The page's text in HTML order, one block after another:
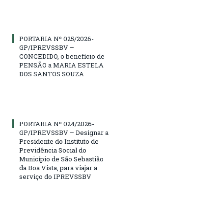
PORTARIA Nº 025/2026-
GP/IPREVSSBV –
CONCEDIDO, o benefício de
PENSÃO a MARIA ESTELA
DOS SANTOS SOUZA
PORTARIA Nº 024/2026-
GP/IPREVSSBV – Designar a
Presidente do Instituto de
Previdência Social do
Município de São Sebastião
da Boa Vista, para viajar a
serviço do IPREVSSBV